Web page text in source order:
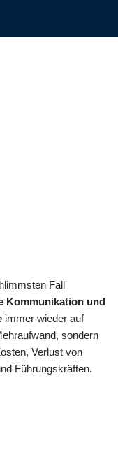
Fall
Kommunikation und
immer wieder auf
sondern
Verlust von
Führungskräften.